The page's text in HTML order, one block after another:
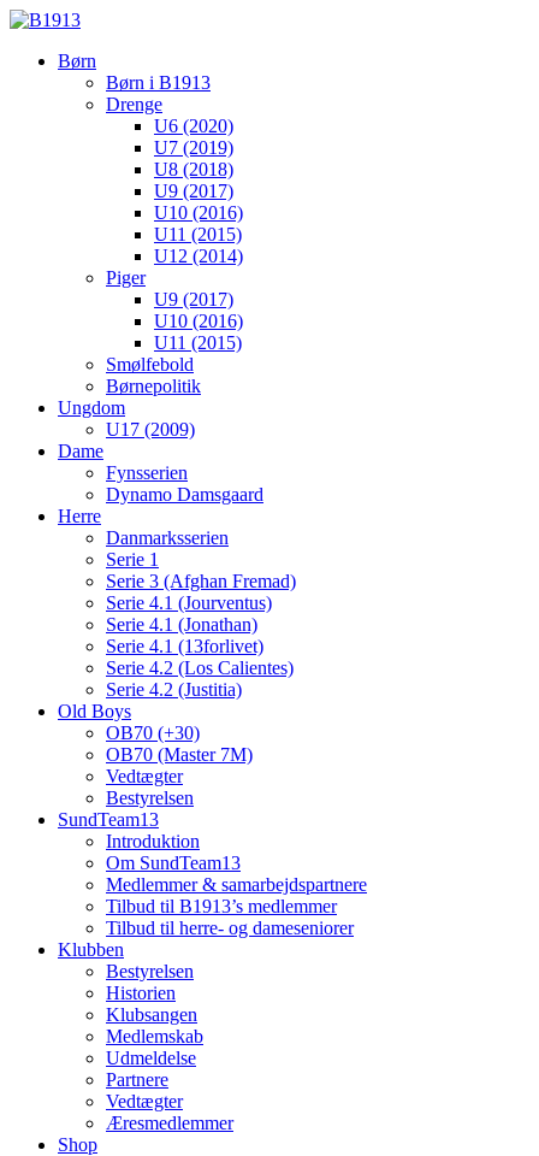
Børn
Børn i B1913
Drenge
U6 (2020)
U7 (2019)
U8 (2018)
U9 (2017)
U10 (2016)
U11 (2015)
U12 (2014)
Piger
U9 (2017)
U10 (2016)
U11 (2015)
Smølfebold
Børnepolitik
Ungdom
U17 (2009)
Dame
Fynsserien
Dynamo Damsgaard
Herre
Danmarksserien
Serie 1
Serie 3 (Afghan Fremad)
Serie 4.1 (Jourventus)
Serie 4.1 (Jonathan)
Serie 4.1 (13forlivet)
Serie 4.2 (Los Calientes)
Serie 4.2 (Justitia)
Old Boys
OB70 (+30)
OB70 (Master 7M)
Vedtægter
Bestyrelsen
SundTeam13
Introduktion
Om SundTeam13
Medlemmer & samarbejdspartnere
Tilbud til B1913’s medlemmer
Tilbud til herre- og dameseniorer
Klubben
Bestyrelsen
Historien
Klubsangen
Medlemskab
Udmeldelse
Partnere
Vedtægter
Æresmedlemmer
Shop